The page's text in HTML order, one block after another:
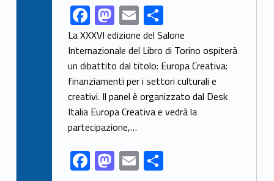
Link identifier share facebook archive #share-link-archive-61152F
ac
e
b
o
o
k
M
as
to
d
o
n
E
m
ai
l
S
h
ar
e
La XXXVI edizione del Salone
Internazionale del Libro di Torino ospiterà
un dibattito dal titolo: Europa Creativa:
finanziamenti per i settori culturali e
creativi. Il panel è organizzato dal Desk
Italia Europa Creativa e vedrà la
partecipazione,…
F M E S